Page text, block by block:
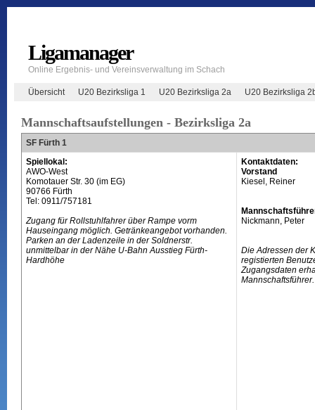
Ligamanager
Online Ergebnis- und Vereinsverwaltung im Schach
Übersicht U20 Bezirksliga 1 U20 Bezirksliga 2a U20 Bezirksliga
Mannschaftsaufstellungen - Bezirksliga 2a
SF Fürth 1
Spiellokal:
AWO-West
Komotauer Str. 30 (im EG)
90766 Fürth
Tel: 0911/757181
Zugang für Rollstuhlfahrer über Rampe vorm
Hauseingang möglich. Getränkeangebot vorhanden.
Parken an der Ladenzeile in der Soldnerstr.
unmittelbar in der Nähe U-Bahn Ausstieg Fürth-
Hardhöhe
Kontaktdaten:
Vorstand
Kiesel, Reiner
Nickmann, Peter
Die Adressen der
registierten
Zugangsdaten
Mannschaftsführer.